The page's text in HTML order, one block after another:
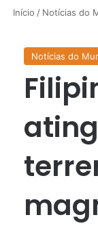
Início / Notícias do
Notícias do